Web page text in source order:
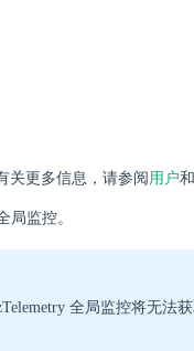
关更多信息，请参阅 用户和
局监控。
全局监控将无法